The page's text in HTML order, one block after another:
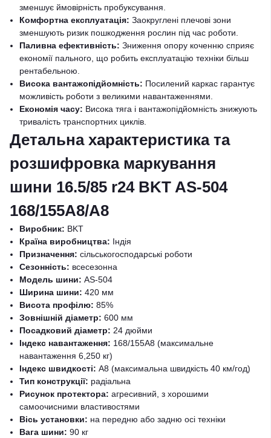
зменшує ймовірність пробуксування.
Комфортна експлуатація: Заокруглені плечові зони
зменшують ризик пошкодження рослин під час роботи.
Паливна ефективність: Зниження опору коченню сприяє
економії пального, що робить експлуатацію техніки більш
рентабельною.
Висока вантажопідйомність: Посилений каркас гарантує
можливість роботи з великими навантаженнями.
Економія часу: Висока тяга і вантажопідйомність знижують
тривалість транспортних циклів.
Детальна характеристика та
розшифровка маркування
шини 16.5/85 r24 BKT AS-504
168/155A8/A8
Виробник: BKT
Країна виробництва: Індія
Призначення: сільськогосподарські роботи
Сезонність: всесезонна
Модель шини: AS-504
Ширина шини: 420 мм
Висота профілю: 85%
Зовнішній діаметр: 600 мм
Посадковий діаметр: 24 дюйми
Індекс навантаження: 168/155A8 (максимальне
навантаження 6,250 кг)
Індекс швидкості: A8 (максимальна швидкість 40 км/год)
Тип конструкції: радіальна
Рисунок протектора: агресивний, з хорошими
самоочисними властивостями
Вісь установки: на передню або задню осі техніки
Вага шини: 90 кг